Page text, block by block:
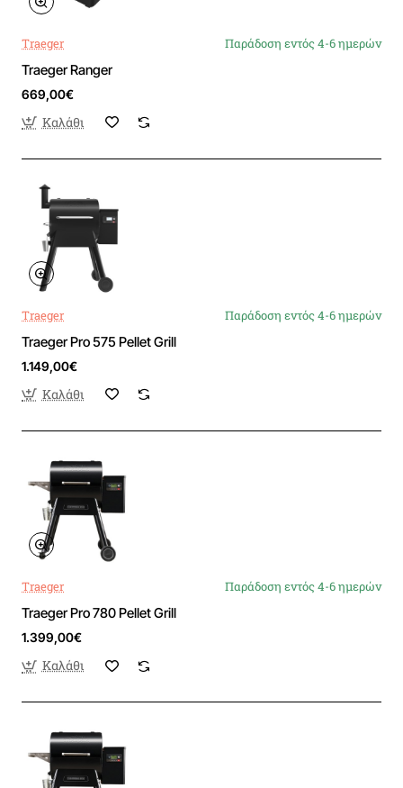
Traeger Παράδοση εντός 4-6 ημερών
Traeger Ranger
669,00€
Καλάθι
Traeger Παράδοση εντός 4-6 ημερών
Traeger Pro 575 Pellet Grill
1.149,00€
Καλάθι
Traeger Παράδοση εντός 4-6 ημερών
Traeger Pro 780 Pellet Grill
1.399,00€
Καλάθι